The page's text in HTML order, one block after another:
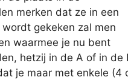
merken dat ze in een
gekeken zal men
waarmee je nu bent
hetzij in de A of in de
je maar met enkele (4